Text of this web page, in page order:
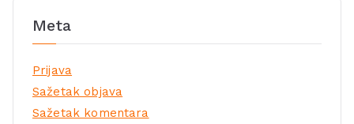
Meta
Prijava
Sažetak objava
Sažetak komentara